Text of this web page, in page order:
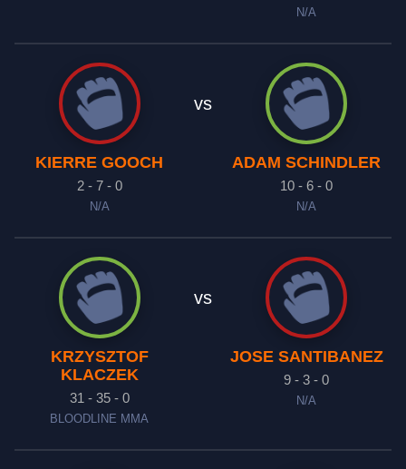
N/A
KIERRE GOOCH
2 - 7 - 0
N/A
vs
ADAM SCHINDLER
10 - 6 - 0
N/A
KRZYSZTOF
KLACZEK
31 - 35 - 0
BLOODLINE MMA
vs
JOSE SANTIBANEZ
9 - 3 - 0
N/A